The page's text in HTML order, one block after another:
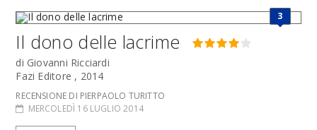
3
Il dono delle lacrime
di Giovanni Ricciardi
Fazi Editore , 2014
RECENSIONE DI PIERPAOLO TURITTO
MERCOLEDÌ 16 LUGLIO 2014